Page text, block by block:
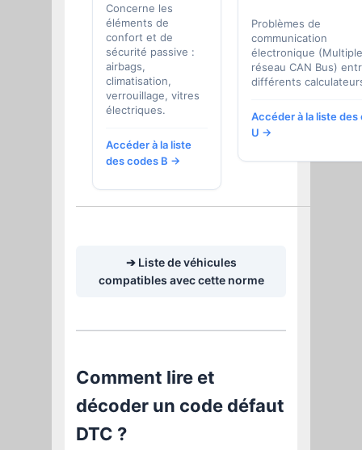
Concerne les
éléments de
confort et de
sécurité passive :
airbags,
climatisation,
verrouillage, vitres
électriques.
Accéder à la liste
des codes B →
Problèmes de
communication
électronique
réseau CAN Bus)
différents
Accéder à la liste des
U →
➔ Liste de véhicules
compatibles avec cette norme
Comment lire et
décoder un code défaut
DTC ?